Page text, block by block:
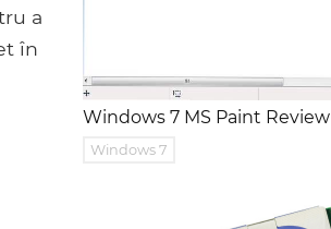
a
în
Windows 7 MS Paint Review
Windows 7